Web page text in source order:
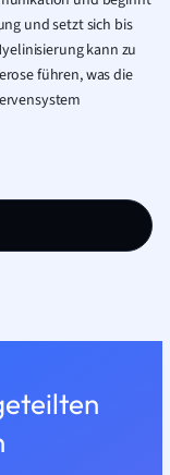
und setzt sich bis
kann zu
führen, was die